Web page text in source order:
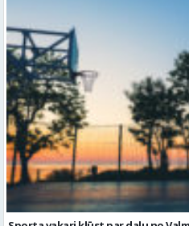
Sporta vakari kļūst par daļu no